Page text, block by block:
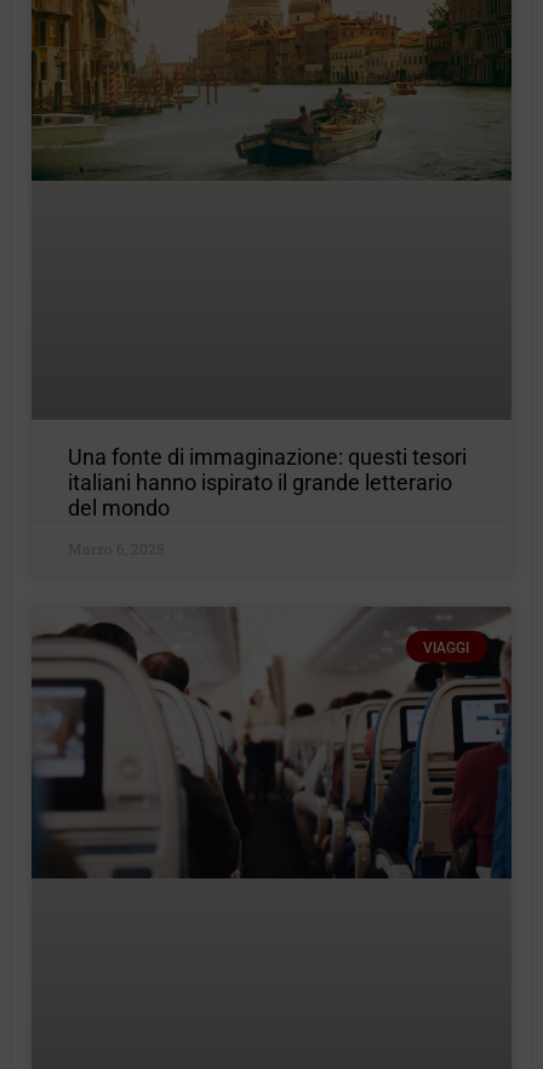
Una fonte di immaginazione: questi tesori
italiani hanno ispirato il grande letterario
del mondo
Marzo 6, 2025
VIAGGI